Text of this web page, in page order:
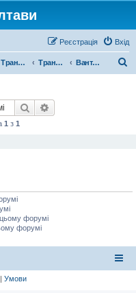
Вхід
Реєстрація
Транспорт СТО Транспортні засоби Вантажні і спецавтомобілі
Пошук
1 з 1
форумі
форумі
| Умови